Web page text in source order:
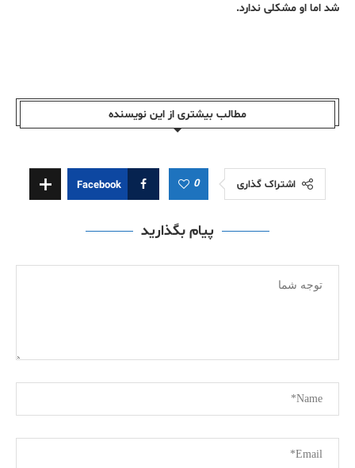
شد اما او مشکلی ندارد.
مطالب بیشتری از این نویسندە
اشتراک گذاری 0
Facebook
پیام بگذارید